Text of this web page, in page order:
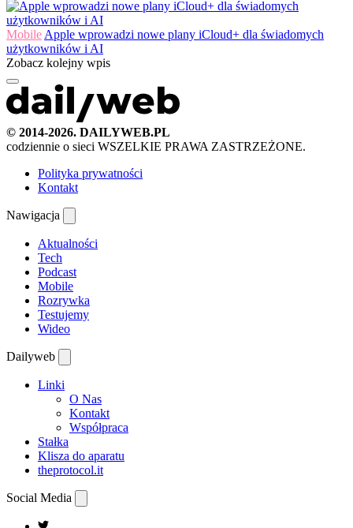
Mobile Apple wprowadzi nowe plany iCloud+ dla świadomych
użytkowników i AI
Zobacz kolejny wpis
© 2014-2026. DAILYWEB.PL
codziennie o sieci WSZELKIE PRAWA ZASTRZEŻONE.
Polityka prywatności
Kontakt
Nawigacja
Aktualności
Tech
Podcast
Mobile
Rozrywka
Testujemy
Wideo
Dailyweb
Linki
O Nas
Kontakt
Współpraca
Stałka
Klisza do aparatu
theprotocol.it
Social Media